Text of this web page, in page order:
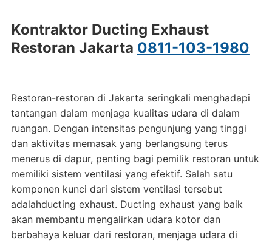
Kontraktor Ducting Exhaust
Restoran Jakarta 0811-103-1980
Restoran-restoran di Jakarta seringkali menghadapi
tantangan dalam menjaga kualitas udara di dalam
ruangan. Dengan intensitas pengunjung yang tinggi
dan aktivitas memasak yang berlangsung terus
menerus di dapur, penting bagi pemilik restoran untuk
memiliki sistem ventilasi yang efektif. Salah satu
komponen kunci dari sistem ventilasi tersebut
adalahducting exhaust. Ducting exhaust yang baik
akan membantu mengalirkan udara kotor dan
berbahaya keluar dari restoran, menjaga udara di